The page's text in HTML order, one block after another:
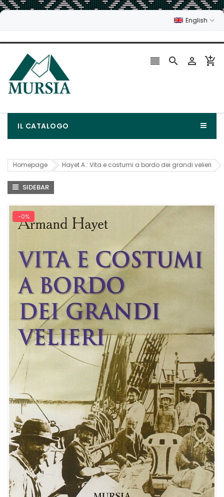
English
   
IL CATALOGO
Homepage Hayet A.: Vita e costumi a bordo dei grandi velieri
SIDEBAR
-0%